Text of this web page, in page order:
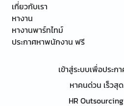
เกี่ยวกับเรา
หางาน
หางานพาร์ทไทม์
ประกาศหาพนักงาน ฟรี
เข้าสู่ระบบเพื่อประก
หาคนด่วน เร็วสุด
HR